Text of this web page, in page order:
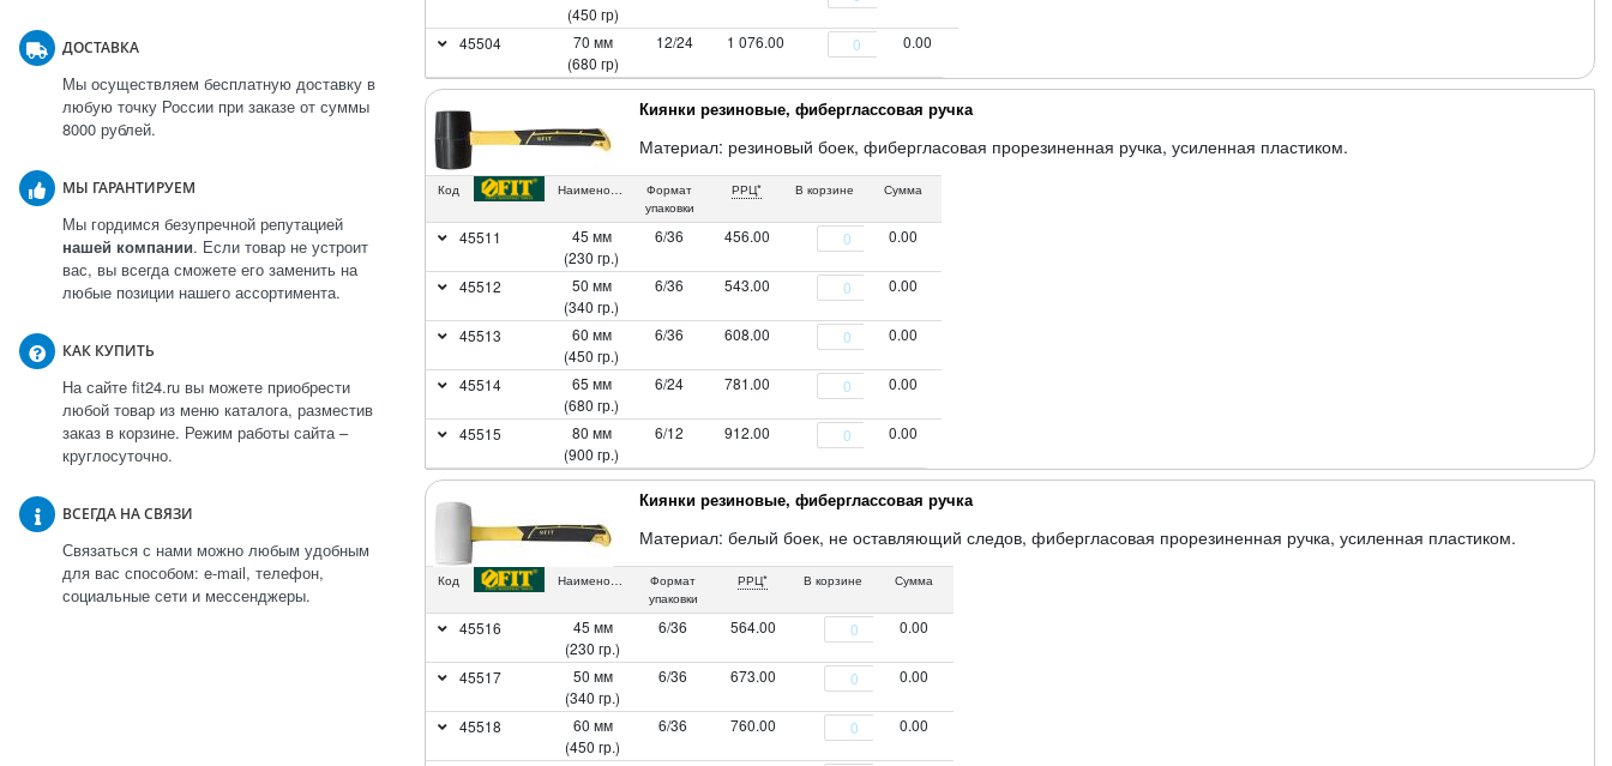
ДОСТАВКА
Мы осуществляем бесплатную доставку в
любую точку России при заказе от суммы
8000 рублей.
МЫ ГАРАНТИРУЕМ
Мы гордимся безупречной репутацией
нашей компании. Если товар не устроит
вас, вы всегда сможете его заменить на
любые позиции нашего ассортимента.
КАК КУПИТЬ
На сайте fit24.ru вы можете приобрести
любой товар из меню каталога, разместив
заказ в корзине. Режим работы сайта –
круглосуточно.
ВСЕГДА НА СВЯЗИ
Связаться с нами можно любым удобным
для вас способом: e-mail, телефон,
социальные сети и мессенджеры.
(450 гр)
45504
70 мм
(680 гр)
12/24 1 076.00 0.00
Киянки резиновые, фиберглассовая ручка
Материал: резиновый боек, фибергласовая прорезиненная ручка, усиленная пластиком.
Код Наименование
Формат
упаковки
РРЦ* В корзине Сумма
45511
45 мм
(230 гр.)
6/36 456.00 0.00
45512
50 мм
(340 гр.)
6/36 543.00 0.00
45513
60 мм
(450 гр.)
6/36 608.00 0.00
45514
65 мм
(680 гр.)
6/24 781.00 0.00
45515
80 мм
(900 гр.)
6/12 912.00 0.00
Киянки резиновые, фиберглассовая ручка
Материал: белый боек, не оставляющий следов, фибергласовая прорезиненная ручка, усиленная пластиком.
Код Наименование
Формат
упаковки
РРЦ* В корзине Сумма
45516
45 мм
(230 гр.)
6/36 564.00 0.00
45517
50 мм
(340 гр.)
6/36 673.00 0.00
45518
60 мм
(450 гр.)
6/36 760.00 0.00